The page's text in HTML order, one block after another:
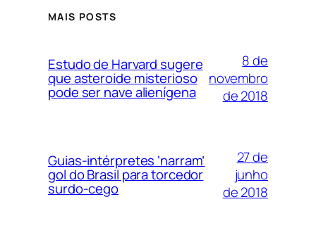
MAIS POSTS
Estudo de Harvard sugere
que asteroide misterioso
pode ser nave alienígena
8 de
novembro
de 2018
Guias-intérpretes ‘narram’
gol do Brasil para torcedor
surdo-cego
27 de
junho
de 2018